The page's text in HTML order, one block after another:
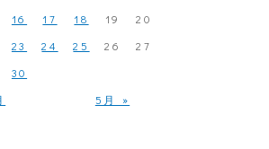
5月 »
16 17 18 19
20
23 24 25 26
27
30